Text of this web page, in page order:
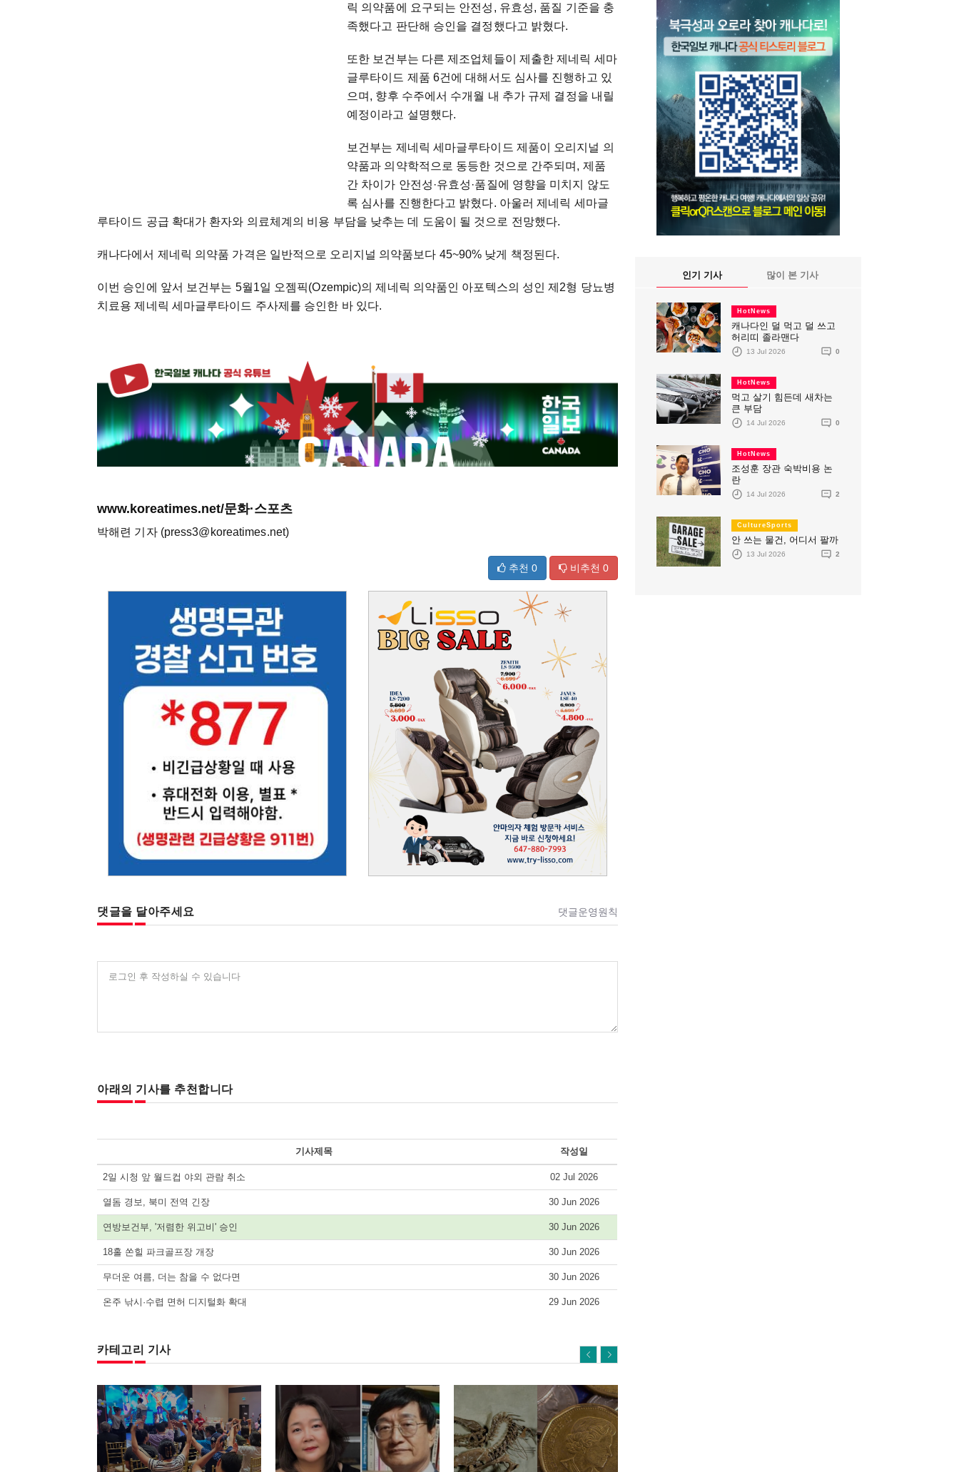
릭 의약품에 요구되는 안전성, 유효성, 품질 기준을 충
족했다고 판단해 승인을 결정했다고 밝혔다.
또한 보건부는 다른 제조업체들이 제출한 제네릭 세마
글루타이드 제품 6건에 대해서도 심사를 진행하고 있
으며, 향후 수주에서 수개월 내 추가 규제 결정을 내릴
예정이라고 설명했다.
보건부는 제네릭 세마글루타이드 제품이 오리지널 의
약품과 의약학적으로 동등한 것으로 간주되며, 제품
간 차이가 안전성·유효성·품질에 영향을 미치지 않도
록 심사를 진행한다고 밝혔다. 아울러 제네릭 세마글
루타이드 공급 확대가 환자와 의료체계의 비용 부담을 낮추는 데 도움이 될 것으로 전망했다.
캐나다에서 제네릭 의약품 가격은 일반적으로 오리지널 의약품보다 45~90% 낮게 책정된다.
이번 승인에 앞서 보건부는 5월1일 오젬픽(Ozempic)의 제네릭 의약품인 아포텍스의 성인 제2형 당뇨병
치료용 제네릭 세마글루타이드 주사제를 승인한 바 있다.
www.koreatimes.net/문화·스포츠
박해련 기자 (press3@koreatimes.net)
추천 0 비추천 0
댓글을 달아주세요 댓글운영원칙
로그인 후 작성하실 수 있습니다
아래의 기사를 추천합니다
기사제목 작성일
2일 시청 앞 월드컵 야외 관람 취소 02 Jul 2026
열돔 경보, 북미 전역 긴장 30 Jun 2026
연방보건부, '저렴한 위고비' 승인 30 Jun 2026
18홀 쏜힐 파크골프장 개장 30 Jun 2026
무더운 여름, 더는 참을 수 없다면 30 Jun 2026
온주 낚시·수렵 면허 디지털화 확대 29 Jun 2026
카테고리 기사
인기 기사 많이 본 기사
HotNews
캐나다인 덜 먹고 덜 쓰고
허리띠 졸라맨다
13 Jul 2026 0
HotNews
먹고 살기 힘든데 새차는
큰 부담
14 Jul 2026 0
HotNews
조성훈 장관 숙박비용 논
란
14 Jul 2026 2
CultureSports
안 쓰는 물건, 어디서 팔까
13 Jul 2026 2